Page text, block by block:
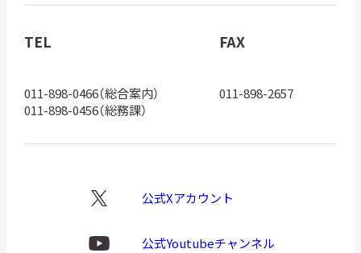
物
館
ゴ
TEL
011-898-0466（総合案内）
011-898-0456（総務課）
FAX
011-898-2657
X
ゴ
公式Xアカウント
Youtube
公式Youtubeチャンネル